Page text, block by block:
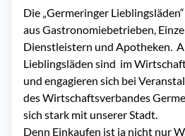
Die „Germeringer
aus Gastronomiebetrieben,
Dienstleistern und Apotheken.
Lieblingsläden sind  im
und engagieren sich bei
des Wirtschaftsverbandes
sich stark mit unserer Stadt.
Denn Einkaufen ist ja nicht nur